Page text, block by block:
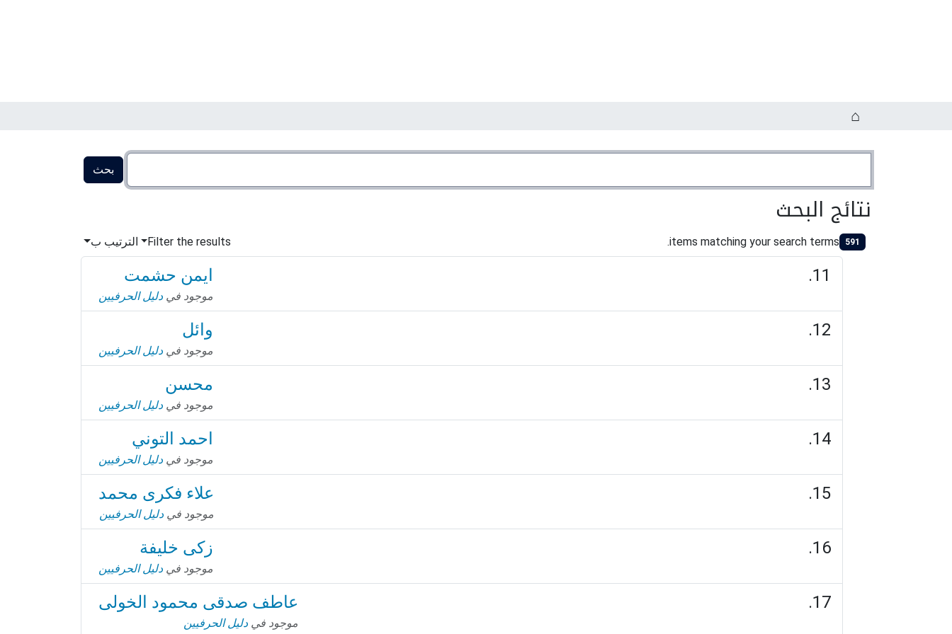
نتائج البحث
591
items matching your search terms.
Filter the results الترتيب ب
ايمن حشمت
موجود في دليل الحرفيين
وائل
موجود في دليل الحرفيين
محسن
موجود في دليل الحرفيين
احمد التوني
موجود في دليل الحرفيين
علاء فكرى محمد
موجود في دليل الحرفيين
زكى خليفة
موجود في دليل الحرفيين
عاطف صدقى محمود الخولى
موجود في دليل الحرفيين